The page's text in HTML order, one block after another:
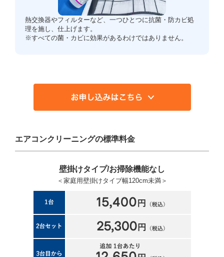
熱交換器やフィルターなど、一つひとつに抗菌・防カビ処
理を施し、仕上げます。
※すべての菌・カビに効果があるわけではありません。
エアコンクリーニングの標準料金
壁掛けタイプ/お掃除機能なし
＜家庭用壁掛けタイプ幅120cm未満＞